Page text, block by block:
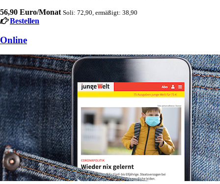
56,90 Euro/Monat Soli: 72,90, ermäßigt: 38,90
Bestellen
Online